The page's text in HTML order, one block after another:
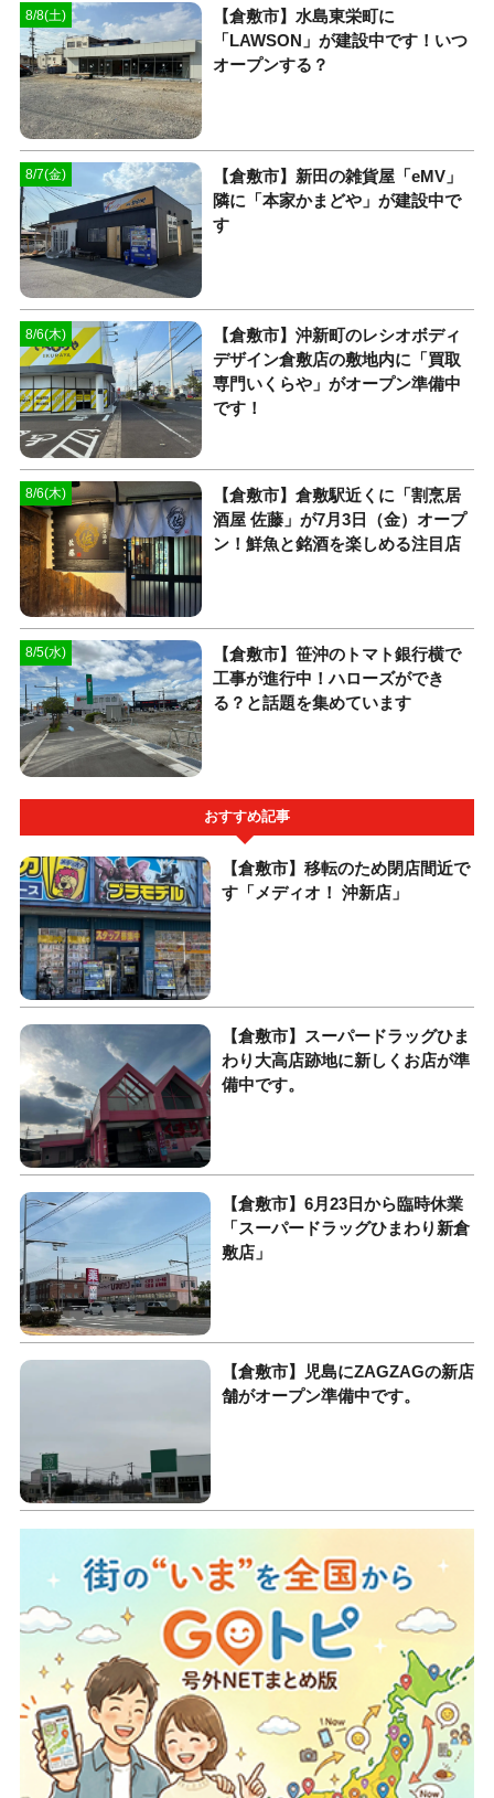
8/8(土)
【倉敷市】水島東栄町に
「LAWSON」が建設中です！いつ
オープンする？
8/7(金)
【倉敷市】新田の雑貨屋「eMV」
隣に「本家かまどや」が建設中で
す
8/6(木)
【倉敷市】沖新町のレシオボディ
デザイン倉敷店の敷地内に「買取
専門いくらや」がオープン準備中
です！
8/6(木)
【倉敷市】倉敷駅近くに「割烹居
酒屋 佐藤」が7月3日（金）オープ
ン！鮮魚と銘酒を楽しめる注目店
8/5(水)
【倉敷市】笹沖のトマト銀行横で
工事が進行中！ハローズができ
る？と話題を集めています
おすすめ記事
【倉敷市】移転のため閉店間近で
す「メディオ！ 沖新店」
【倉敷市】スーパードラッグひま
わり大高店跡地に新しくお店が準
備中です。
【倉敷市】6月23日から臨時休業
「スーパードラッグひまわり新倉
敷店」
【倉敷市】児島にZAGZAGの新店
舗がオープン準備中です。